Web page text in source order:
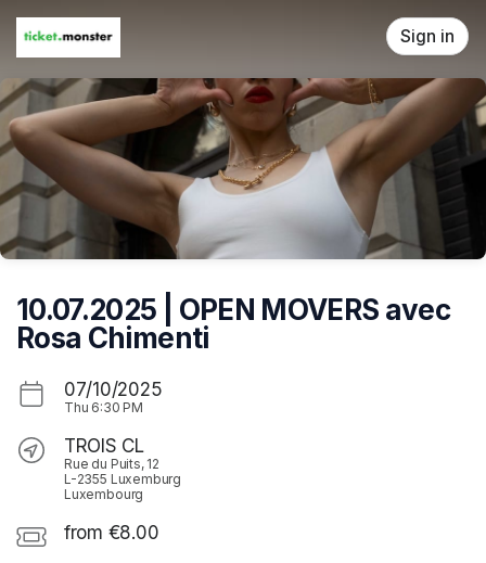
Skip header
Sign in
10.07.2025 | OPEN MOVERS avec
Rosa Chimenti
07/10/2025
Thu 6:30 PM
TROIS CL
Rue du Puits, 12
L-2355 Luxemburg
Luxembourg
from €8.00